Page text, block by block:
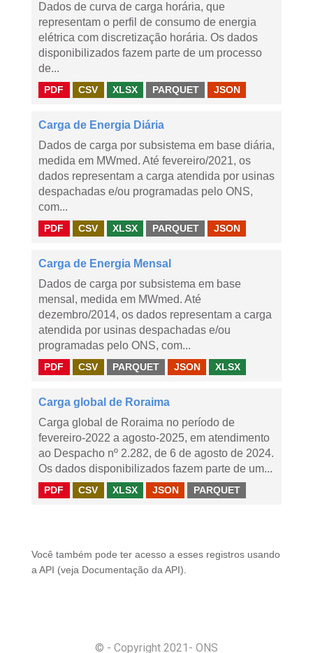
Dados de curva de carga horária, que
representam o perfil de consumo de energia
elétrica com discretização horária. Os dados
disponibilizados fazem parte de um processo
de...
PDF CSV XLSX PARQUET JSON
Carga de Energia Diária
Dados de carga por subsistema em base diária,
medida em MWmed. Até fevereiro/2021, os
dados representam a carga atendida por usinas
despachadas e/ou programadas pelo ONS,
com...
PDF CSV XLSX PARQUET JSON
Carga de Energia Mensal
Dados de carga por subsistema em base
mensal, medida em MWmed. Até
dezembro/2014, os dados representam a carga
atendida por usinas despachadas e/ou
programadas pelo ONS, com...
PDF CSV PARQUET JSON XLSX
Carga global de Roraima
Carga global de Roraima no período de
fevereiro-2022 a agosto-2025, em atendimento
ao Despacho nº 2.282, de 6 de agosto de 2024.
Os dados disponibilizados fazem parte de um...
PDF CSV XLSX JSON PARQUET
Você também pode ter acesso a esses registros usando
a API (veja Documentação da API ).
© - Copyright 2021 - ONS